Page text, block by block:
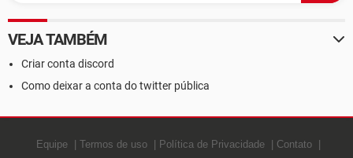
VEJA TAMBÉM
Criar conta discord
Como deixar a conta do twitter pública
Equipe Termos de uso Política de Privacidade
Contato